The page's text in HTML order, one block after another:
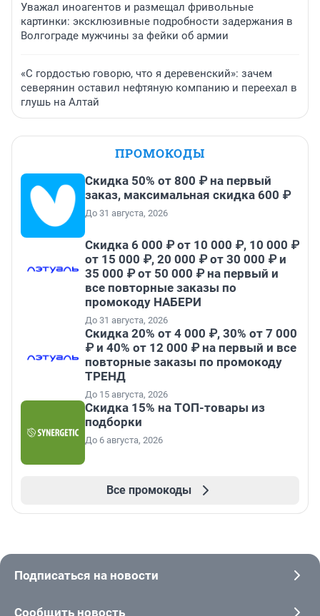
Уважал иноагентов и размещал фривольные
картинки: эксклюзивные подробности задержания в
Волгограде мужчины за фейки об армии
«С гордостью говорю, что я деревенский»: зачем
северянин оставил нефтяную компанию и переехал в
глушь на Алтай
ПРОМОКОДЫ
Скидка 50% от 800 ₽ на первый
заказ, максимальная скидка 600 ₽
До 31 августа, 2026
Скидка 6 000 ₽ от 10 000 ₽, 10 000 ₽
от 15 000 ₽, 20 000 ₽ от 30 000 ₽ и
35 000 ₽ от 50 000 ₽ на первый и
все повторные заказы по
промокоду НАБЕРИ
До 31 августа, 2026
Скидка 20% от 4 000 ₽, 30% от 7 000
₽ и 40% от 12 000 ₽ на первый и все
повторные заказы по промокоду
ТРЕНД
До 15 августа, 2026
Скидка 15% на ТОП-товары из
подборки
До 6 августа, 2026
Все промокоды
Подписаться на новости
Сообщить новость